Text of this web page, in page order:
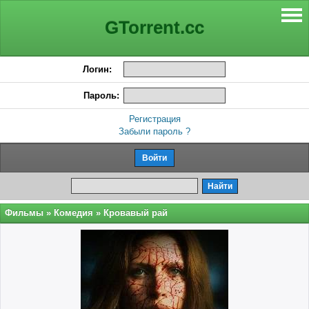
GTorrent.cc
Логин:
Пароль:
Регистрация
Забыли пароль ?
Фильмы » Комедия » Кровавый рай